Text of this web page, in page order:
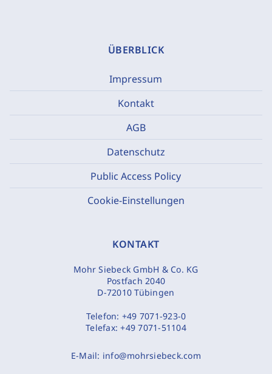
ÜBERBLICK
Impressum
Kontakt
AGB
Datenschutz
Public Access Policy
Cookie-Einstellungen
KONTAKT
Mohr Siebeck GmbH & Co. KG
Postfach 2040
D-72010 Tübingen
Telefon: +49 7071-923-0
Telefax:+49 7071-51104
E-Mail: info@mohrsiebeck.com